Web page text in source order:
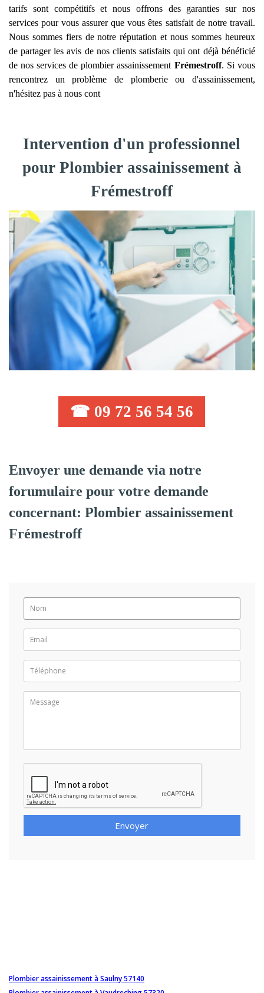
tarifs sont compétitifs et nous offrons des garanties sur nos
services pour vous assurer que vous êtes satisfait de notre travail.
Nous sommes fiers de notre réputation et nous sommes heureux
de partager les avis de nos clients satisfaits qui ont déjà bénéficié
de nos services de plombier assainissement Frémestroff. Si vous
rencontrez un problème de plomberie ou d'assainissement,
n'hésitez pas à nous cont
Intervention d'un professionnel
pour Plombier assainissement à
Frémestroff
☎ 09 72 56 54 56
Envoyer une demande via notre
forumulaire pour votre demande
concernant: Plombier assainissement
Frémestroff
Envoyer
Plombier assainissement à Saulny 57140